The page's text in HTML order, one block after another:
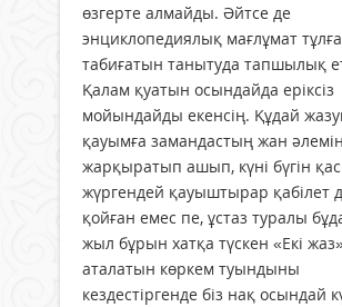
өзгерте алмайды. Әйтсе де
энциклопедиялық мағлұмат
табиғатын танытуда тапшылық
Қалам қуатын осындайда еріксіз
мойындайды екенсің. Құдай
қауымға замандастың жан әлемін
жарқыратып ашып, күні бүгін
жүргендей қауыштырар қабілет
қойған емес пе, ұстаз туралы
жыл бұрын хатқа түскен «Екі
аталатын көркем туындыны
кездестіргенде біз нақ осындай